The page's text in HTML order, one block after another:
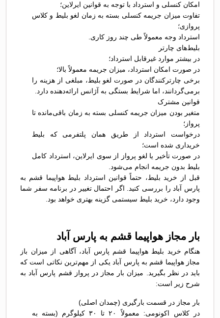
امکان کنسلی و استرداد با توجه به قوانین ایرلاین؛
تفاوت میزان جریمه کنسلی بسته به زمان لغو بلیط و کلاس
پروازی؛
استرداد وجه معمولاً طی چند روز کاری.
بلیط‌های چارتر
در بیشتر موارد غیرقابل استرداد؛
در صورت امکان استرداد، میزان جریمه معمولاً بالا؛
برخی چارترکنندگان در صورت لغو بلیط، مبلغی از هزینه را
برمی‌گردانند، اما شرایط بستگی به آژانس ارائه‌دهنده دارد.
قوانین مشترک
متغیر بودن میزان جریمه کنسلی بسته به زمان باقی‌مانده تا
پرواز؛
درخواست استرداد از طریق همان پلتفرمی که بلیط
خریداری شده است؛
در صورت تأخیر یا لغو پرواز از سوی ایرلاین، استرداد کامل
بلیط بدون جریمه انجام می‌شود.
قبل از خرید بلیط، حتماً قوانین استرداد بلیط هواپیما قشم به
پارس آباد را بررسی کنید. اگر احتمال تغییر در برنامه سفر شما
وجود دارد، خرید بلیط سیستمی گزینه بهتری خواهد بود.
بار مجاز هواپیما قشم به پارس آباد
هنگام خرید بلیط هواپیما قشم پارس آباد، آگاهی از میزان باز
مجاز هواپیما قشم به پارس آباد یکی از مهم‌ترین نکاتی است که
باید در نظر بگیرید. میزان بار مجاز در پرواز قشم پارس آباد به
شرح زیر است:
بار مجاز در قسمت بارگیری (چمدان اصلی)
در کلاس اکونومی: معمولاً ۲۰ تا ۳۰ کیلوگرم (بسته به